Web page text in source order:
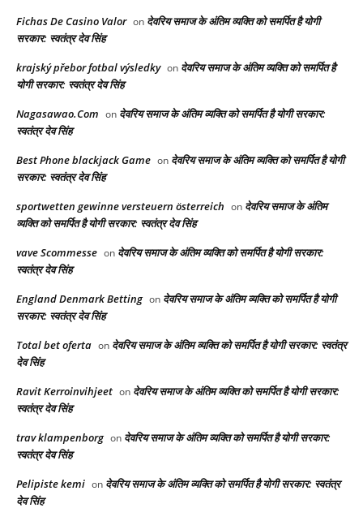
Fichas De Casino Valor on देवरिय समाज के अंतिम व्यक्ति को समर्पित है योगी
सरकार: स्वतंत्र देव सिंह
krajský přebor fotbal výsledky on देवरिय समाज के अंतिम व्यक्ति को समर्पित है
योगी सरकार: स्वतंत्र देव सिंह
Nagasawao.Com on देवरिय समाज के अंतिम व्यक्ति को समर्पित है योगी सरकार:
स्वतंत्र देव सिंह
Best Phone blackjack Game on देवरिय समाज के अंतिम व्यक्ति को समर्पित है योगी
सरकार: स्वतंत्र देव सिंह
sportwetten gewinne versteuern österreich on देवरिय समाज के अंतिम
व्यक्ति को समर्पित है योगी सरकार: स्वतंत्र देव सिंह
vave Scommesse on देवरिय समाज के अंतिम व्यक्ति को समर्पित है योगी सरकार:
स्वतंत्र देव सिंह
England Denmark Betting on देवरिय समाज के अंतिम व्यक्ति को समर्पित है योगी
सरकार: स्वतंत्र देव सिंह
Total bet oferta on देवरिय समाज के अंतिम व्यक्ति को समर्पित है योगी सरकार: स्वतंत्र
देव सिंह
Ravit Kerroinvihjeet on देवरिय समाज के अंतिम व्यक्ति को समर्पित है योगी सरकार:
स्वतंत्र देव सिंह
trav klampenborg on देवरिय समाज के अंतिम व्यक्ति को समर्पित है योगी सरकार:
स्वतंत्र देव सिंह
Pelipiste kemi on देवरिय समाज के अंतिम व्यक्ति को समर्पित है योगी सरकार: स्वतंत्र
देव सिंह